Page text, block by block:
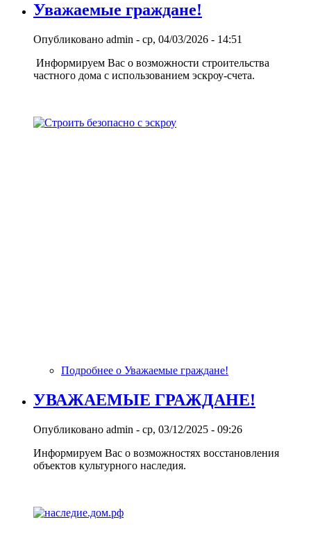
Уважаемые граждане!
Опубликовано admin - ср, 04/03/2026 - 14:51
Информируем Вас о возможности строительства
частного дома с использованием эcкроу-счета.
Подробнее о Уважаемые граждане!
УВАЖАЕМЫЕ ГРАЖДАНЕ!
Опубликовано admin - ср, 03/12/2025 - 09:26
Информируем Вас о возможностях восстановления
объектов культурного наследия.